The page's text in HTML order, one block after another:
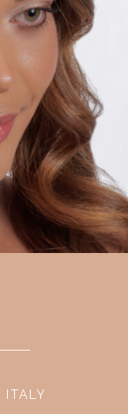
ITALY